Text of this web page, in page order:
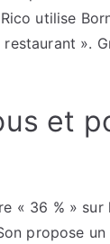
utilise
».
et
« 36 % »
propose